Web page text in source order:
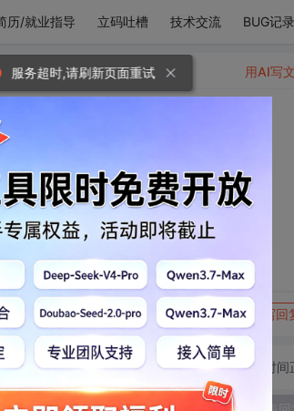
历/就业指导 立码吐槽 技术交流 BUG记录
举报 写回
用AI写
切换为时间
服务超时,请刷新页面重试